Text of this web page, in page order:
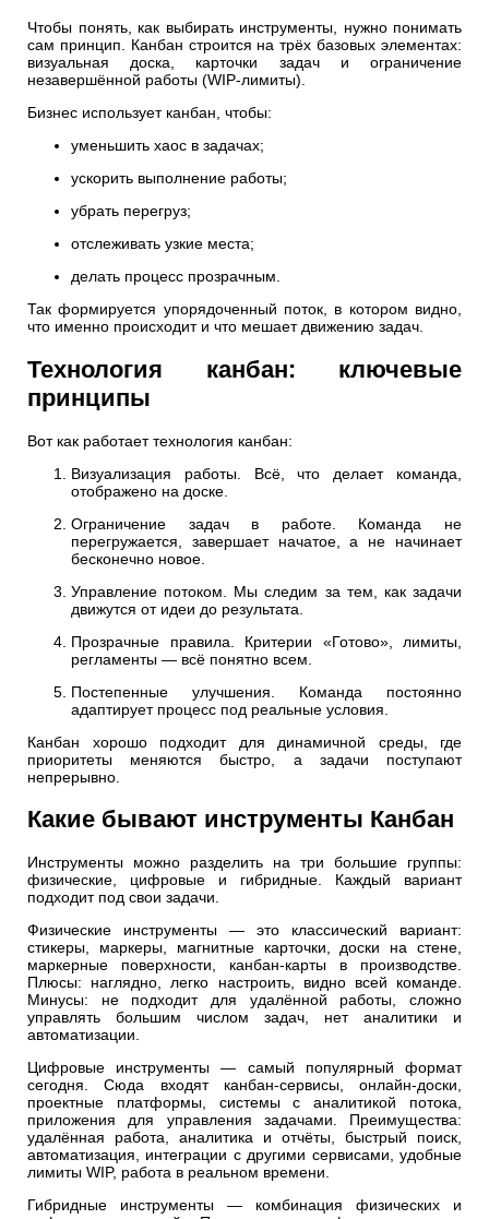
Чтобы понять, как выбирать инструменты, нужно понимать
сам принцип. Канбан строится на трёх базовых элементах:
визуальная доска, карточки задач и ограничение
незавершённой работы (WIP-лимиты).
Бизнес использует канбан, чтобы:
уменьшить хаос в задачах;
ускорить выполнение работы;
убрать перегруз;
отслеживать узкие места;
делать процесс прозрачным.
Так формируется упорядоченный поток, в котором видно,
что именно происходит и что мешает движению задач.
Технология канбан: ключевые
принципы
Вот как работает технология канбан:
Визуализация работы. Всё, что делает команда,
отображено на доске.
Ограничение задач в работе. Команда не
перегружается, завершает начатое, а не начинает
бесконечно новое.
Управление потоком. Мы следим за тем, как задачи
движутся от идеи до результата.
Прозрачные правила. Критерии «Готово», лимиты,
регламенты — всё понятно всем.
Постепенные улучшения. Команда постоянно
адаптирует процесс под реальные условия.
Канбан хорошо подходит для динамичной среды, где
приоритеты меняются быстро, а задачи поступают
непрерывно.
Какие бывают инструменты Канбан
Инструменты можно разделить на три большие группы:
физические, цифровые и гибридные. Каждый вариант
подходит под свои задачи.
Физические инструменты — это классический вариант:
стикеры, маркеры, магнитные карточки, доски на стене,
маркерные поверхности, канбан-карты в производстве.
Плюсы: наглядно, легко настроить, видно всей команде.
Минусы: не подходит для удалённой работы, сложно
управлять большим числом задач, нет аналитики и
автоматизации.
Цифровые инструменты — самый популярный формат
сегодня. Сюда входят канбан-сервисы, онлайн-доски,
проектные платформы, системы с аналитикой потока,
приложения для управления задачами. Преимущества:
удалённая работа, аналитика и отчёты, быстрый поиск,
автоматизация, интеграции с другими сервисами, удобные
лимиты WIP, работа в реальном времени.
Гибридные инструменты — комбинация физических и